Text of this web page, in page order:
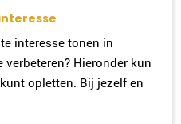
interesse tonen in
Hieronder kun
opletten. Bij jezelf en